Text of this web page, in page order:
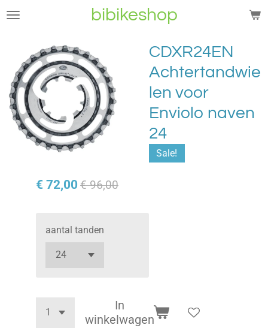
Ga
hoofdinhoud
bibikeshop
CDXR24EN
Achtertandwie
len voor
Enviolo naven
24
Sale!
€ 72,00 € 96,00
aantal tanden
In
winkelwagen